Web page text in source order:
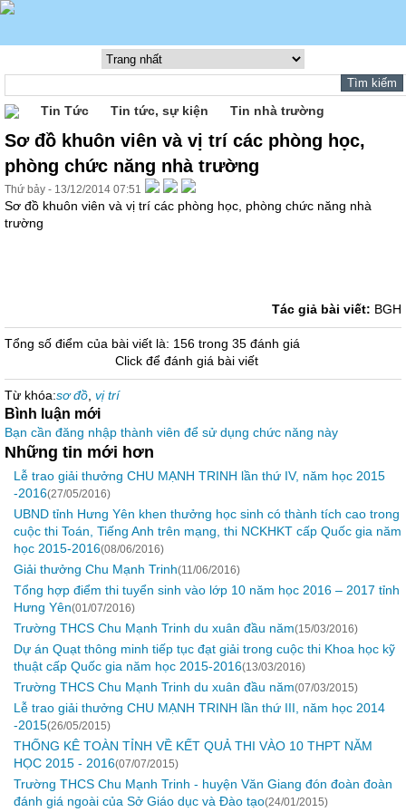
Tin Tức Tin tức, sự kiện Tin nhà trường
Sơ đồ khuôn viên và vị trí các phòng học,
phòng chức năng nhà trường
Thứ bảy - 13/12/2014 07:51
Sơ đồ khuôn viên và vị trí các phòng học, phòng chức năng nhà
trường
Tác giả bài viết: BGH
Tổng số điểm của bài viết là: 156 trong 35 đánh giá
Click để đánh giá bài viết
Từ khóa:sơ đồ vị trí
Bình luận mới
Bạn cần đăng nhập thành viên để sử dụng chức năng này
Những tin mới hơn
Lễ trao giải thưởng CHU MẠNH TRINH lần thứ IV, năm học 2015
-2016(27/05/2016)
UBND tỉnh Hưng Yên khen thưởng học sinh có thành tích cao trong
cuộc thi Toán, Tiếng Anh trên mạng, thi NCKHKT cấp Quốc gia năm
học 2015-2016(08/06/2016)
Giải thưởng Chu Mạnh Trinh(11/06/2016)
Tổng hợp điểm thi tuyển sinh vào lớp 10 năm học 2016 – 2017 tỉnh
Hưng Yên(01/07/2016)
Trường THCS Chu Mạnh Trinh du xuân đầu năm(15/03/2016)
Dự án Quạt thông minh tiếp tục đạt giải trong cuộc thi Khoa học kỹ
thuật cấp Quốc gia năm học 2015-2016(13/03/2016)
Trường THCS Chu Mạnh Trinh du xuân đầu năm(07/03/2015)
Lễ trao giải thưởng CHU MẠNH TRINH lần thứ III, năm học 2014
-2015(26/05/2015)
THỐNG KÊ TOÀN TỈNH VỀ KẾT QUẢ THI VÀO 10 THPT NĂM
HỌC 2015 - 2016(07/07/2015)
Trường THCS Chu Mạnh Trinh - huyện Văn Giang đón đoàn đoàn
đánh giá ngoài của Sở Giáo dục và Đào tạo(24/01/2015)